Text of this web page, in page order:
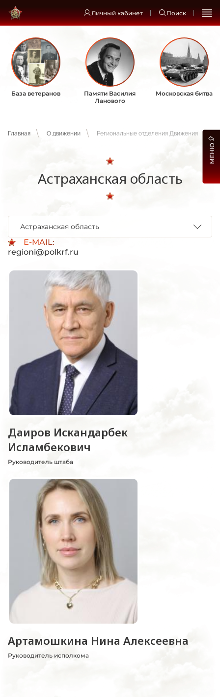
Личный кабинет Поиск
База ветеранов
Памяти Василия
Ланового
Московская битва
Главная О движении Региональные отделения Движения
Астраханская область
E-MAIL:
regioni@polkrf.ru
Астраханская область
Даиров Искандарбек
Исламбекович
Руководитель штаба
Артамошкина Нина Алексеевна
Руководитель исполкома
МЕНЮ